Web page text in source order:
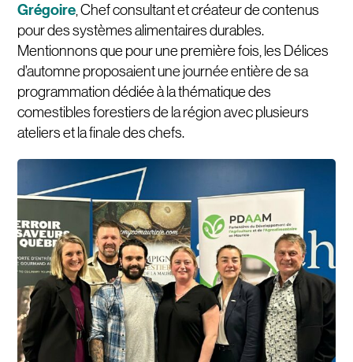
Grégoire, Chef consultant et créateur de contenus
pour des systèmes alimentaires durables.
Mentionnons que pour une première fois, les Délices
d’automne proposaient une journée entière de sa
programmation dédiée à la thématique des
comestibles forestiers de la région avec plusieurs
ateliers et la finale des chefs.